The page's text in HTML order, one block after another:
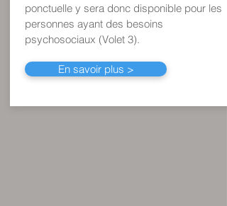
ponctuelle y sera donc disponible pour les
personnes ayant des besoins
psychosociaux (Volet 3).
En savoir plus >